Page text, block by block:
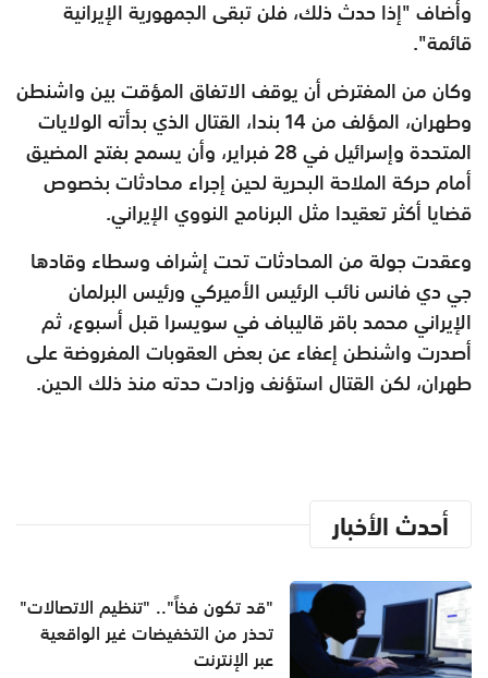
وأضاف "إذا حدث ذلك، فلن تبقى الجمهورية الإيرانية
قائمة".
وكان من المفترض أن يوقف الاتفاق المؤقت بين واشنطن
وطهران، المؤلف من 14 بندا، القتال الذي بدأته الولايات
المتحدة وإسرائيل في 28 فبراير، وأن يسمح بفتح المضيق
أمام حركة الملاحة البحرية لحين إجراء محادثات بخصوص
قضايا أكثر تعقيدا مثل البرنامج النووي الإيراني.
وعقدت جولة من المحادثات تحت إشراف وسطاء وقادها
جي دي فانس نائب الرئيس الأميركي ورئيس البرلمان
الإيراني محمد باقر قاليباف في سويسرا قبل أسبوع، ثم
أصدرت واشنطن إعفاء عن بعض العقوبات المفروضة على
طهران، لكن القتال استؤنف وزادت حدته منذ ذلك الحين.
أحدث الأخبار
"قد تكون فخاً".. "تنظيم الاتصالات"
تحذر من التخفيضات غير الواقعية
عبر الإنترنت